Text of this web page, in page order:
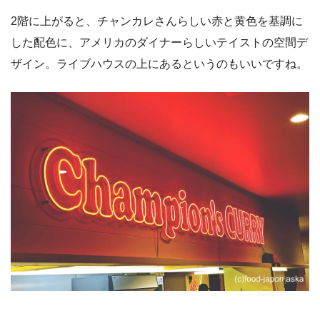
2階に上がると、チャンカレさんらしい赤と黄色を基調に
した配色に、アメリカのダイナーらしいテイストの空間デ
ザイン。ライブハウスの上にあるというのもいいですね。